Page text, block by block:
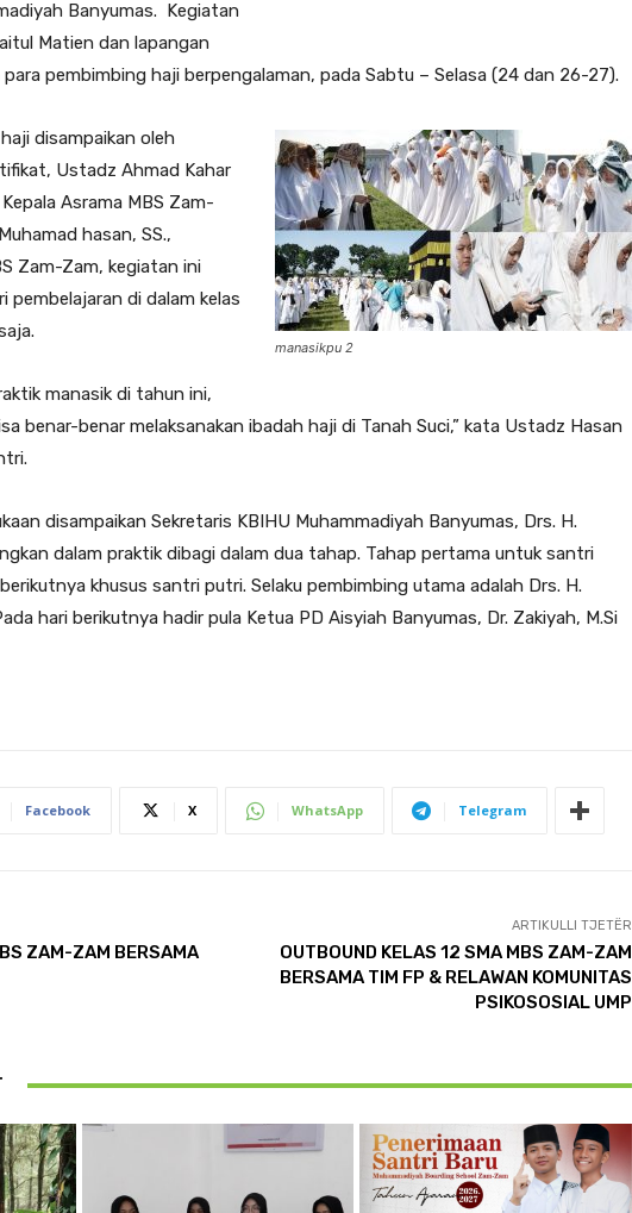
Banyumas. Kegiatan
Matien dan lapangan
pembimbing haji berpengalaman, pada Sabtu – Selasa (24 dan 26-27).
manasikpu 2
disampaikan oleh
Ustadz Ahmad Kahar
Asrama MBS Zam-
hasan, SS.,
Zam-Zam, kegiatan ini
pembelajaran di dalam kelas
manasik di tahun ini,
benar-benar melaksanakan ibadah haji di Tanah Suci,” kata Ustadz Hasan
disampaikan Sekretaris KBIHU Muhammadiyah Banyumas, Drs. H.
dalam praktik dibagi dalam dua tahap. Tahap pertama untuk santri
khusus santri putri. Selaku pembimbing utama adalah Drs. H.
hari berikutnya hadir pula Ketua PD Aisyiah Banyumas, Dr. Zakiyah, M.Si
Facebook X WhatsApp Telegram
ZAM-ZAM BERSAMA
ARTIKULLI TJETËR
OUTBOUND KELAS 12 SMA MBS ZAM-ZAM
BERSAMA TIM FP & RELAWAN KOMUNITAS
PSIKOSOSIAL UMP